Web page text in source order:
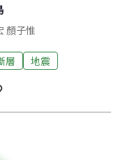
顏子惟
層 地震